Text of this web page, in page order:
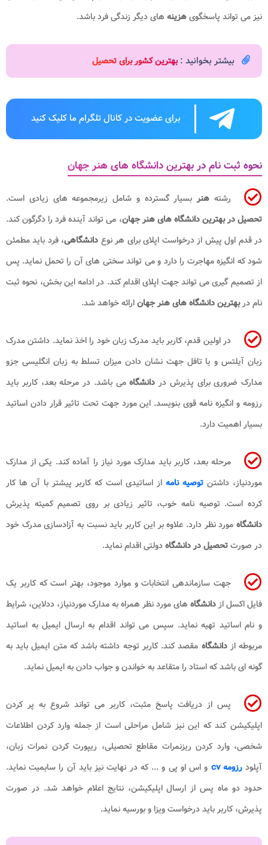
نیز می تواند پاسخگویهزینه های دیگر زندگی فرد باشد.
بیشتر بخوانید : بهترین کشور برای تحصیل
برای عضویت در کانال تلگرام ما کلیک کنید
نحوه ثبت نام در بهترین دانشگاه های هنر جهان
رشته هنربسیار گسترده و شامل زیرمجموعه های زیادی است.
تحصیل در بهترین دانشگاه های هنر جهان، می تواند آینده فرد را دگرگون کند.
در قدم اول پیش از درخواست اپلای برای هر نوع دانشگاهی، فرد باید مطمئن
شود که انگیزه مهاجرت را دارد و می تواند سختی های آن را تحمل نماید. پس
از تصمیم گیری می تواند جهت اپلای اقدام کند. در ادامه این بخش، نحوه ثبت
نام دربهترین دانشگاه های هنر جهانارائه خواهد شد.
در اولین قدم، کاربر باید مدرک زبان خود را اخذ نماید. داشتن مدرک
زبان آیلتس و یا تافل جهت نشان دادن میزان تسلط به زبان انگلیسی جزو
مدارک ضروری برای پذیرش در دانشگاهمی باشد. در مرحله بعد، کاربر باید
رزومه و انگیزه نامه قوی بنویسد. این مورد جهت تحت تاثیر قرار دادن اساتید
بسیار اهمیت دارد.
مرحله بعد، کاربر باید مدارک مورد نیاز را آماده کند. یکی از مدارک
موردنیاز، داشتن توصیه نامه از اساتیدی است که کاربر پیشتر با آن ها کار
کرده است. توصیه نامه خوب، تاثیر زیادی بر روی تصمیم کمیته پذیرش
دانشگاه مورد نظر دارد. علاوه بر این کاربر باید نسبت به آزادسازی مدرک خود
در صورتتحصیل در دانشگاهدولتی اقدام نماید.
جهت سازماندهی انتخابات و موارد موجود، بهتر است که کاربر یک
فایل اکسل ازدانشگاه های مورد نظر همراه به مدارک موردنیاز، ددلاین، شرایط
و نام اساتید تهیه نماید. سپس می تواند اقدام به ارسال ایمیل به اساتید
مربوطه ازدانشگاه مقصد کند. کاربر توجه داشته باشد که متن ایمیل باید به
گونه ای باشد که استاد را متقاعد به خواندن و جواب دادن به ایمیل نماید.
پس از دریافت پاسخ مثبت، کاربر می تواند شروع به پر کردن
اپلیکیشن کند که این نیز شامل مراحلی است از جمله وارد کردن اطلاعات
شخصی، وارد کردن ریزنمرات مقاطع تحصیلی، ریپورت کردن نمرات زبان،
آپلودرزومه cv
و اس او پی و ... که در نهایت نیز باید آن را سابمیت نماید.
حدود دو ماه پس از ارسال اپلیکیشن، نتایج اعلام خواهد شد. در صورت
پذیرش، کاربر باید درخواست ویزا و بورسیه نماید.